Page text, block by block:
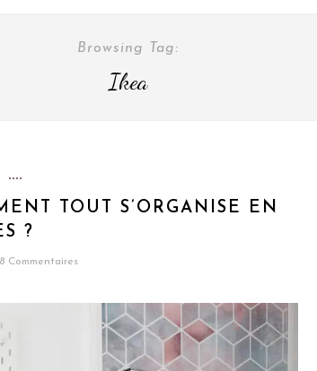
Browsing Tag:
Ikea
TOUT S’ORGANISE EN
?
8 Commentaires